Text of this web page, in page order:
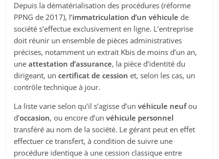
Depuis la dématérialisation des procédures (réforme
PPNG de 2017), l’immatriculation d’un véhicule de
société s’effectue exclusivement en ligne. L’entreprise
doit réunir un ensemble de pièces administratives
précises, notamment un extrait Kbis de moins d’un an,
uneattestation d’assurance, la pièce d’identité du
dirigeant, uncertificat de cession et, selon les cas, un
contrôle technique à jour.
La liste varie selon qu’il s’agisse d’unvéhicule neufou
d’occasion, ou encore d’unvéhicule personnel
transféré au nom de la société. Le gérant peut en effet
effectuer ce transfert, à condition de suivre une
procédure identique à une cession classique entre